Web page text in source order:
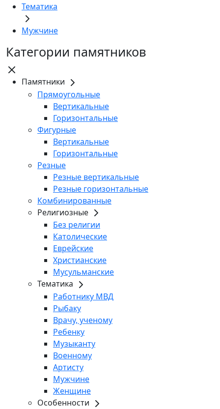
Тематика
Мужчине
Категории памятников
Памятники
Прямоугольные
Вертикальные
Горизонтальные
Фигурные
Вертикальные
Горизонтальные
Резные
Резные вертикальные
Резные горизонтальные
Комбинированные
Религиозные
Без религии
Католические
Еврейские
Христианские
Мусульманские
Тематика
Работнику МВД
Рыбаку
Врачу, ученому
Ребенку
Музыканту
Военному
Артисту
Мужчине
Женщине
Особенности